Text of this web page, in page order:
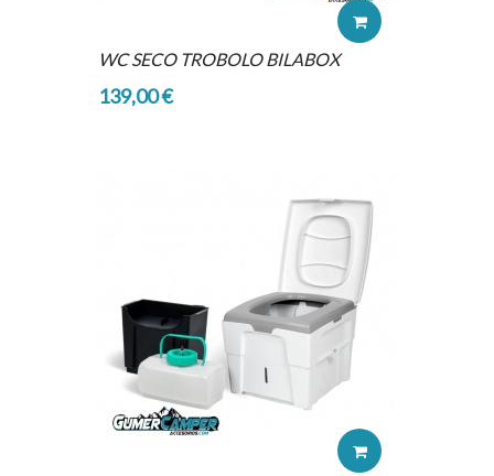
WC SECO TROBOLO BILABOX
139,00 €